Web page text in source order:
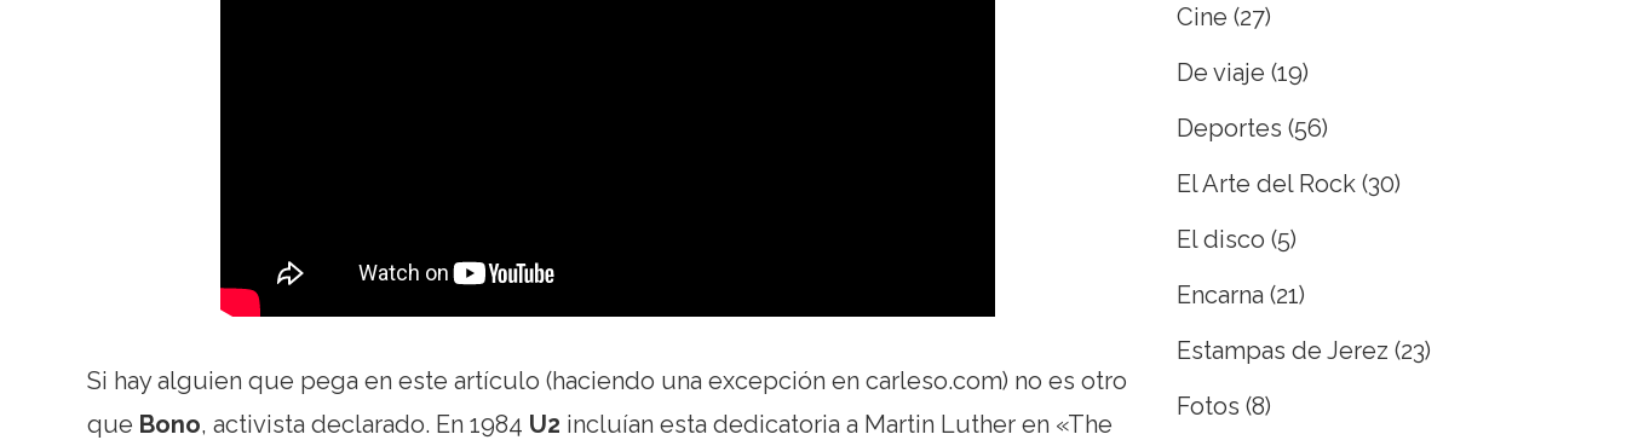
Si hay alguien que pega en este artículo (haciendo una excepción en carleso.com) no es otro
que Bono, activista declarado. En 1984 U2 incluían esta dedicatoria a Martin Luther en «The
Cine (27)
De viaje (19)
Deportes (56)
El Arte del Rock (30)
El disco (5)
Encarna (21)
Estampas de Jerez (23)
Fotos (8)